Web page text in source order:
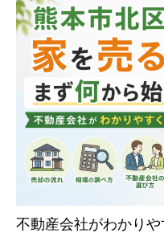
不動産会社がわかり